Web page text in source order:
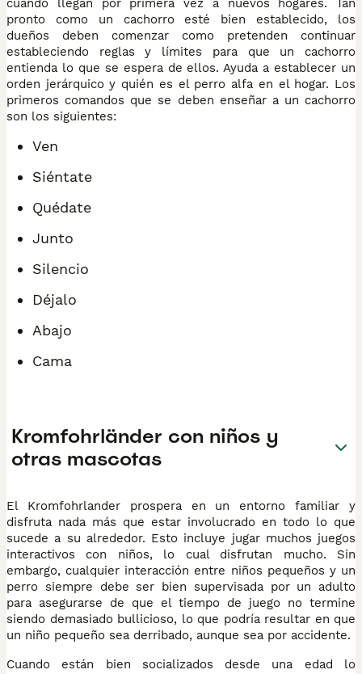
cuando llegan por primera vez a nuevos hogares. Tan
pronto como un cachorro esté bien establecido, los
dueños deben comenzar como pretenden continuar
estableciendo reglas y límites para que un cachorro
entienda lo que se espera de ellos. Ayuda a establecer un
orden jerárquico y quién es el perro alfa en el hogar. Los
primeros comandos que se deben enseñar a un cachorro
son los siguientes:
Ven
Siéntate
Quédate
Junto
Silencio
Déjalo
Abajo
Cama
Kromfohrländer con niños y
otras mascotas
El Kromfohrlander prospera en un entorno familiar y
disfruta nada más que estar involucrado en todo lo que
sucede a su alrededor. Esto incluye jugar muchos juegos
interactivos con niños, lo cual disfrutan mucho. Sin
embargo, cualquier interacción entre niños pequeños y un
perro siempre debe ser bien supervisada por un adulto
para asegurarse de que el tiempo de juego no termine
siendo demasiado bullicioso, lo que podría resultar en que
un niño pequeño sea derribado, aunque sea por accidente.
Cuando están bien socializados desde una edad lo